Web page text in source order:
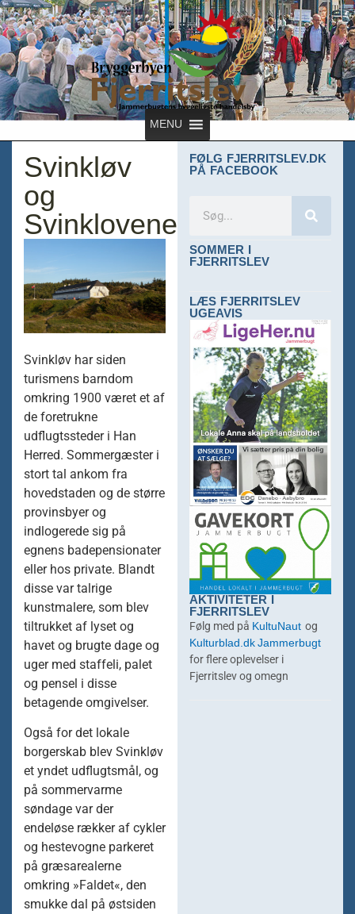
MENU
Svinkløv
og
Svinklovene
Svinkløv har siden
turismens barndom
omkring 1900 været et af
de foretrukne
udflugtssteder i Han
Herred. Sommergæster i
stort tal ankom fra
hovedstaden og de større
provinsbyer og
indlogerede sig på
egnens badepensionater
eller hos private. Blandt
disse var talrige
kunstmalere, som blev
tiltrukket af lyset og
havet og brugte dage og
uger med staffeli, palet
og pensel i disse
betagende omgivelser.
Også for det lokale
borgerskab blev Svinkløv
et yndet udflugtsmål, og
på sommervarme
søndage var der
endeløse rækker af cykler
og hestevogne parkeret
på græsarealerne
omkring »Faldet«, den
smukke dal på østsiden
FØLG FJERRITSLEV.DK
PÅ FACEBOOK
SOMMER I
FJERRITSLEV
LÆS FJERRITSLEV
UGEAVIS
AKTIVITETER I
FJERRITSLEV
Følg med på KultuNaut og
Kulturblad.dkJammerbugt
for flere oplevelser i
Fjerritslev og omegn